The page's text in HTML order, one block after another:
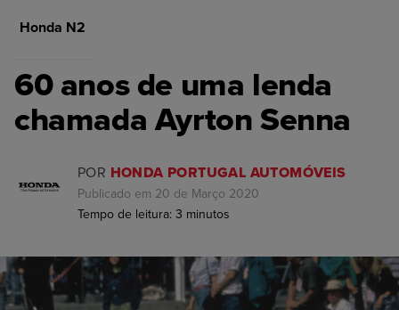
Honda N2
RACING
60 anos de uma lenda
chamada Ayrton Senna
POR HONDA PORTUGAL AUTOMÓVEIS
Publicado em 20 de Março 2020
Tempo de leitura: 3 minutos